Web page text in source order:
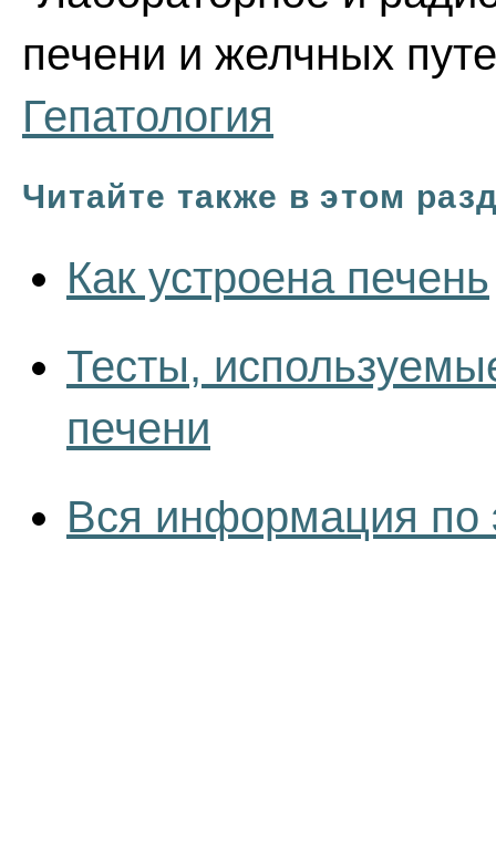
печени и желчных
Гепатология
Читайте также в этом
Как устроена печень
Тесты,
печени
Вся информация по